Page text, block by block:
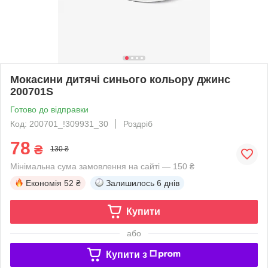
Мокасини дитячі синього кольору джинс
200701S
Готово до відправки
Код: 200701_!309931_30
Роздріб
78 ₴ 130 ₴
Мінімальна сума замовлення на сайті — 150 ₴
Економія 52 ₴ Залишилось 6 днів
Купити
або
Купити з